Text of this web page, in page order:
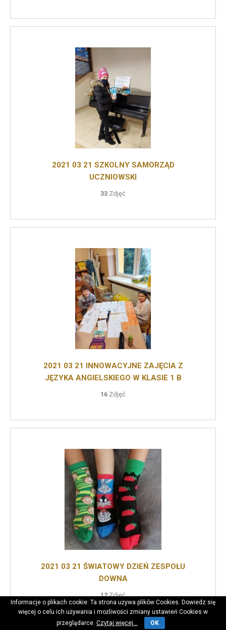
2021 03 21 SZKOLNY SAMORZĄD
UCZNIOWSKI
33 Zdjęć
2021 03 21 INNOWACYJNE ZAJĘCIA Z
JĘZYKA ANGIELSKIEGO W KLASIE 1 B
16 Zdjęć
2021 03 21 ŚWIATOWY DZIEŃ ZESPOŁU
DOWNA
12Zdjęć
Informacje o plikach cookie: Ta strona używa plików Cookies. Dowiedz się
więcej o celu ich używania i możliwości zmiany ustawień Cookies w
przeglądarce. Czytaj więcej... OK